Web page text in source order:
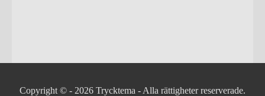
Copyright © - 2026 Trycktema - Alla rättigheter reserverade.